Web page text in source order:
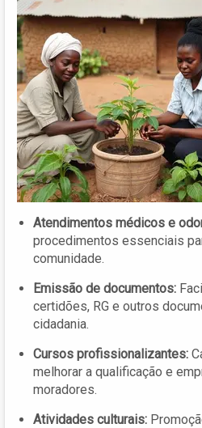
Atendimentos médicos e
procedimentos essenciais
comunidade.
Emissão de documentos:
certidões, RG e outros
cidadania.
Cursos profissionalizantes:
melhorar a qualificação e
moradores.
Atividades culturais: